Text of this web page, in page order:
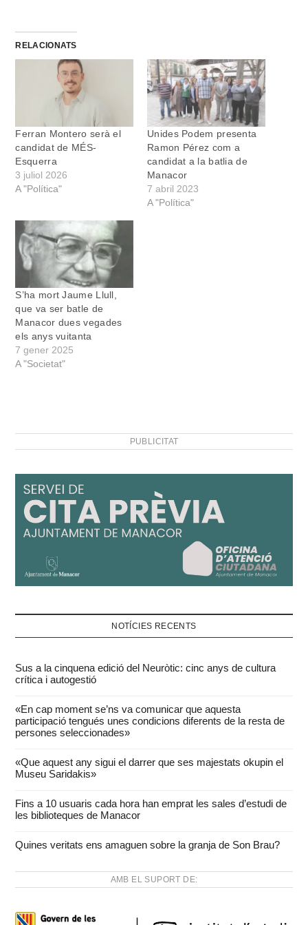
RELACIONATS
Ferran Montero serà el
candidat de MÉS-
Esquerra
3 juliol 2026
A "Política"
Unides Podem presenta
Ramon Pérez com a
candidat a la batlia de
Manacor
7 abril 2023
A "Política"
S’ha mort Jaume Llull,
que va ser batle de
Manacor dues vegades
els anys vuitanta
7 gener 2025
A "Societat"
PUBLICITAT
NOTÍCIES RECENTS
Sus a la cinquena edició del Neuròtic: cinc anys de cultura
crítica i autogestió
«En cap moment se’ns va comunicar que aquesta
participació tengués unes condicions diferents de la resta de
persones seleccionades»
«Que aquest any sigui el darrer que ses majestats okupin el
Museu Saridakis»
Fins a 10 usuaris cada hora han emprat les sales d’estudi de
les biblioteques de Manacor
Quines veritats ens amaguen sobre la granja de Son Brau?
AMB EL SUPORT DE: